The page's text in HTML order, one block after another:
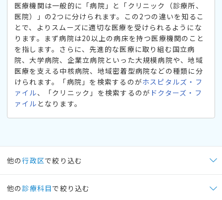
医療機関は一般的に「病院」と「クリニック（診療所、
医院）」の2つに分けられます。この2つの違いを知るこ
とで、よりスムーズに適切な医療を受けられるようにな
ります。まず病院は20以上の病床を持つ医療機関のこと
を指します。さらに、先進的な医療に取り組む国立病
院、大学病院、企業立病院といった大規模病院や、地域
医療を支える中核病院、地域密着型病院などの種類に分
けられます。「病院」を検索するのがホスピタルズ・フ
ァイル、「クリニック」を検索するのが ドクターズ・フ
ァイル となります。
他の行政区で絞り込む
他の 診療科目で絞り込む